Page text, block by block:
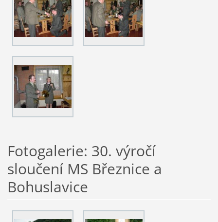
Fotogalerie: 30. výročí
sloučení MS Březnice a
Bohuslavice